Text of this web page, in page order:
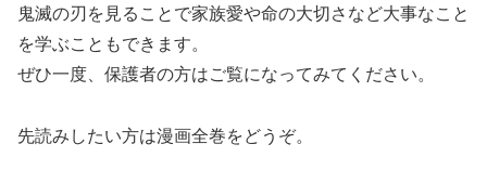
鬼滅の刃を見ることで家族愛や命の大切さなど大事なこと
を学ぶこともできます。
ぜひ一度、保護者の方はご覧になってみてください。
先読みしたい方は漫画全巻をどうぞ。